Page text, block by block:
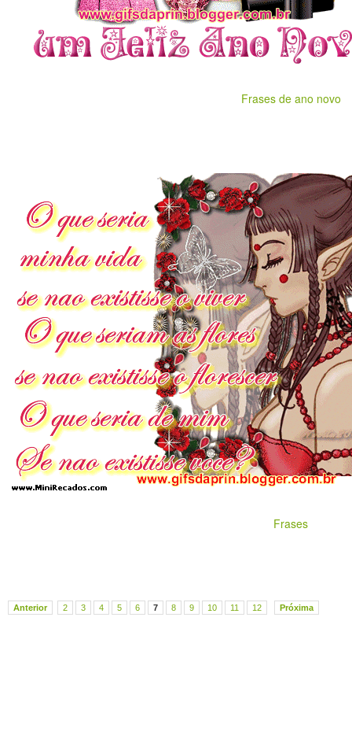
Frases de ano novo
Frases
Anterior 2 3 4 5 6 7 8 9 10 11 12 Próxima